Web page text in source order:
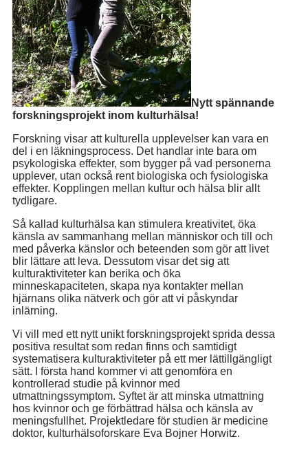
Nytt spännande
forskningsprojekt inom kulturhälsa!
Forskning visar att kulturella upplevelser kan vara en
del i en läkningsprocess. Det handlar inte bara om
psykologiska effekter, som bygger på vad personerna
upplever, utan också rent biologiska och fysiologiska
effekter. Kopplingen mellan kultur och hälsa blir allt
tydligare.
Så kallad kulturhälsa kan stimulera kreativitet, öka
känsla av sammanhang mellan människor och till och
med påverka känslor och beteenden som gör att livet
blir lättare att leva. Dessutom visar det sig att
kulturaktiviteter kan berika och öka
minneskapaciteten, skapa nya kontakter mellan
hjärnans olika nätverk och gör att vi påskyndar
inlärning.
Vi vill med ett nytt unikt forskningsprojekt sprida dessa
positiva resultat som redan finns och samtidigt
systematisera kulturaktiviteter på ett mer lättillgängligt
sätt. I första hand kommer vi att genomföra en
kontrollerad studie på kvinnor med
utmattningssymptom. Syftet är att minska utmattning
hos kvinnor och ge förbättrad hälsa och känsla av
meningsfullhet. Projektledare för studien är medicine
doktor, kulturhälsoforskare Eva Bojner Horwitz.